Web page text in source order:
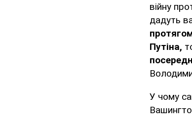
війну
дадуть
Путіна,
У чому